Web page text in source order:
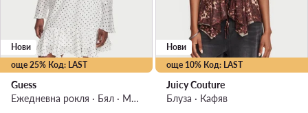
още 25% Код: LAST
Нови
Guess
Ежедневна рокля · Бял · Мини
още 10% Код: LAST
Нови
Juicy Couture
Блуза · Кафяв